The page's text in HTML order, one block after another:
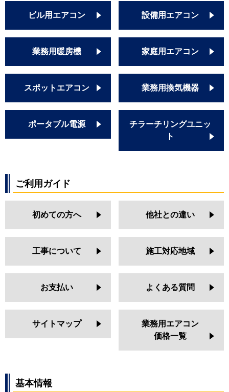
ビル用エアコン 設備用エアコン
業務用暖房機 家庭用エアコン
スポットエアコン 業務用換気機器
ポータブル電源
チラーチリングユニッ
ト
ご利用ガイド
初めての方へ 他社との違い
工事について 施工対応地域
お支払い よくある質問
サイトマップ
業務用エアコン
価格一覧
基本情報